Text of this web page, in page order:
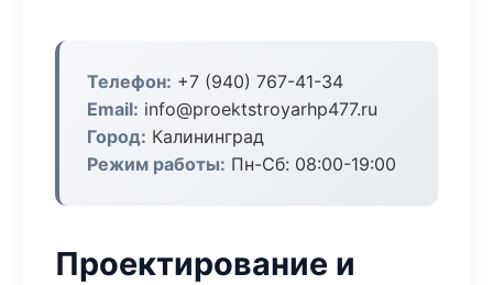
Телефон: +7 (940) 767-41-34
Email: info@proektstroyarhp477.ru
Город: Калининград
Режим работы: Пн-Сб: 08:00-19:00
Проектирование и